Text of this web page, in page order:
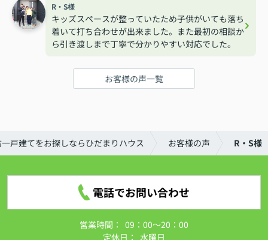
R・S様
キッズスペースが整っていたため子供がいても落ち
着いて打ち合わせが出来ました。また最初の相談か
ら引き渡しまで丁寧で分かりやすい対応でした。
お客様の声一覧
戸建てをお探しならひだまりハウス お客様の声 R・S様
電話でお問い合わせ
営業時間： 09：00～20：00
定休日： 水曜日